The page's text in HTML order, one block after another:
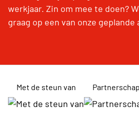
werkjaar. Zin om mee te doen?
graag op een van onze
Met de steun van